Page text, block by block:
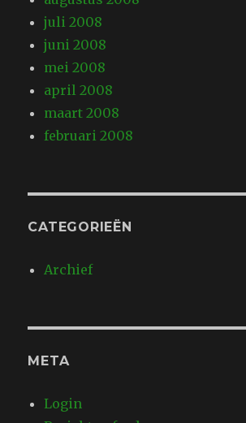
juli 2008
juni 2008
mei 2008
april 2008
maart 2008
februari 2008
CATEGORIEËN
Archief
META
Login